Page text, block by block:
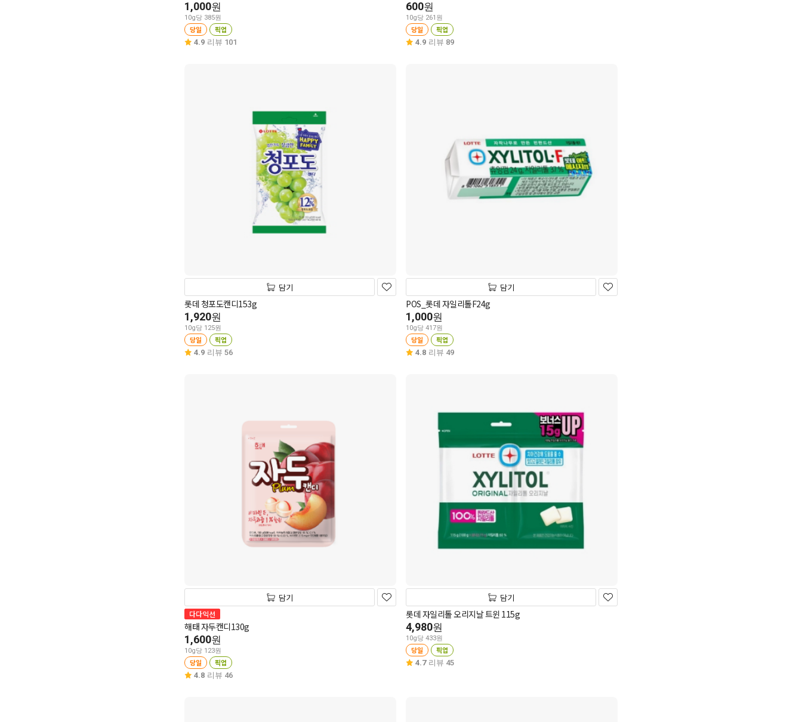
1,000원
10g당 385원
당일 픽업
4.9 리뷰 101
600원
10g당 261원
당일 픽업
4.9 리뷰 89
담기
롯데 청포도캔디153g
1,920원
10g당 125원
당일 픽업
4.9 리뷰 56
담기
POS_롯데 자일리톨F24g
1,000원
10g당 417원
당일 픽업
4.8 리뷰 49
담기
다다익선
해태 자두캔디130g
1,600원
10g당 123원
당일 픽업
4.8 리뷰 46
담기
롯데 자일리톨 오리지날 트윈 115g
4,980원
10g당 433원
당일 픽업
4.7 리뷰 45